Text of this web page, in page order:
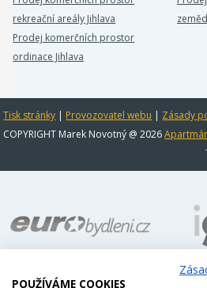
rekreační areály Jihlava
Prodej komerčních prostor
ordinace Jihlava
Tisk stránky | Provozovatel webu | Zásady
COPYRIGHT Marek Novotný @ 2026
POUŽÍVÁME COOKIES